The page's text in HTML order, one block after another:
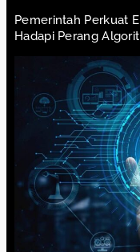
Pemerintah Perkuat
Hadapi Perang